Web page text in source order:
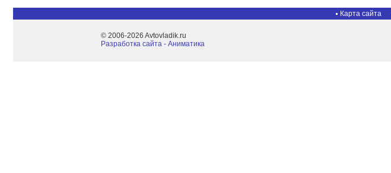
Карта сайта
© 2006-2026 Avtovladik.ru
Разработка сайта - Aниматика